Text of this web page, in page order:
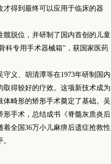
得到最终可以应用于临床的器
脱位，并研制了国内首创的儿童
科专用手术器械箱”，获国家医药
义、胡清潭等在1973年研制国内
得较好的疗效。这项新技术成为
畸形的矫形手术奠定了基础。吴
手术，总结成书《脊髓灰质炎后
全国36万小儿麻痹后遗症抢救性